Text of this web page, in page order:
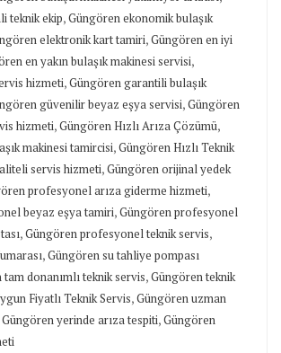
teknik ekip,Güngören ekonomik bulaşık
elektronik kart tamiri,Güngören en iyi
en yakın bulaşık makinesi servisi,
hizmeti,Güngören garantili bulaşık
güvenilir beyaz eşya servisi,Güngören
hizmeti,Güngören Hızlı Arıza Çözümü,
makinesi tamircisi,Güngören Hızlı Teknik
servis hizmeti,Güngören orijinal yedek
profesyonel arıza giderme hizmeti,
beyaz eşya tamiri,Güngören profesyonel
,Güngören profesyonel teknik servis,
,Güngören su tahliye pompası
donanımlı teknik servis,Güngören teknik
Fiyatlı Teknik Servis,Güngören uzman
Güngören yerinde arıza tespiti,Güngören